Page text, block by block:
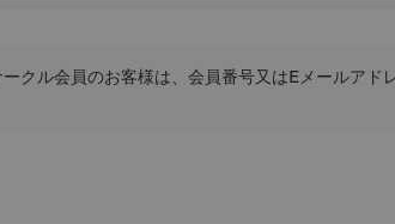
クル会員のお客様は、会員番号又はEメールアド